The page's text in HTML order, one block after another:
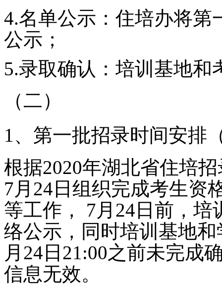
4.名单公示：住培办将第
公示；
5.录取确认：培训基地和
（二）
1、第一批招录时间安排
根据2020年湖北省住培
7月 24 日组织完成考生资
等工作，
7月 24 日前，培
络公示，同时培训基地
月 24 日 21:00之前未完成
信息无效。